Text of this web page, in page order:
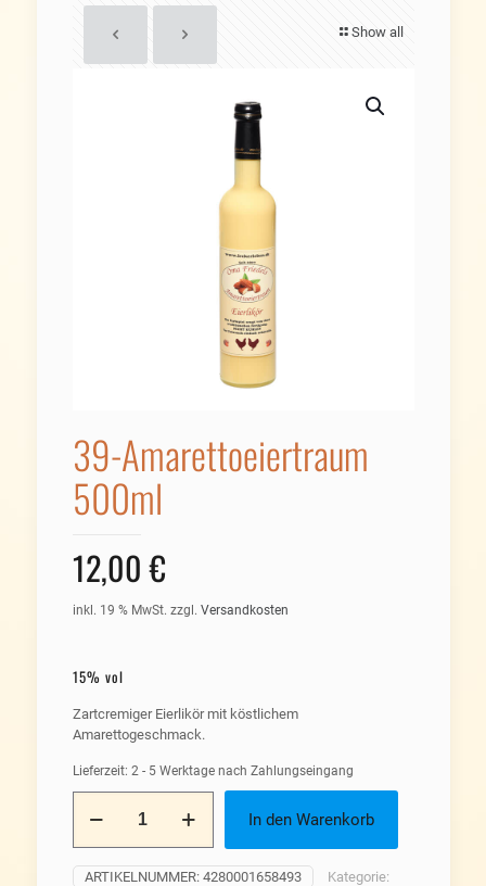
Show all
39-Amarettoeiertraum
500ml
12,00€
inkl. 19 % MwSt. zzgl. Versandkosten
15% vol
Zartcremiger Eierlikör mit köstlichem
Amarettogeschmack.
Lieferzeit: 2 - 5 Werktage nach Zahlungseingang
Amarettoeiertraum
Menge
In den Warenkorb
ARTIKELNUMMER: 4280001658493
Kategorie: